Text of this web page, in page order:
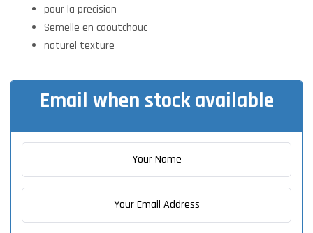
pour la precision
Semelle en caoutchouc
naturel texture
Email when stock available